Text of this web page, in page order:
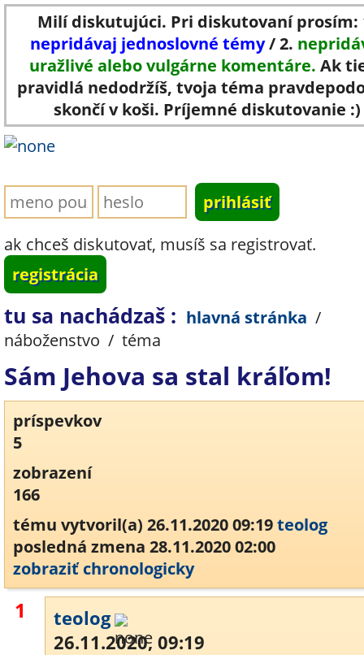
Milí diskutujúci. Pri diskutovaní prosím:
nepridávaj jednoslovné témy/ 2.
uražlivé alebo vulgárne komentáre. Ak
pravidlá nedodržíš, tvoja téma
skončí v koši. Príjemné diskutovanie :)
ak chceš diskutovať, musíš sa registrovať.
registrácia
tu sa nachádzaš : hlavná stránka /
náboženstvo / téma
Sám Jehova sa stal kráľom!
príspevkov
5
zobrazení
166
tému vytvoril(a) 26.11.2020 09:19teolog
posledná zmena 28.11.2020 02:00
zobraziť chronologicky
1
teolog
26.11.2020, 09:19